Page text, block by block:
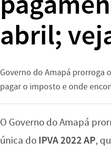
abril;
Governo do Amapá prorroga
pagar o imposto e onde
O Governo do Amapá
única doIPVA 2022 AP,